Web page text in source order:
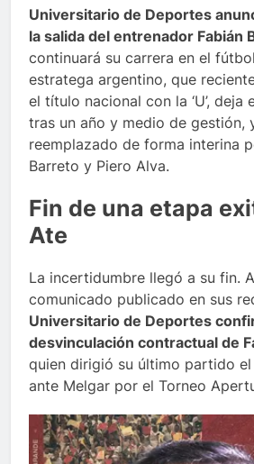
Universitario de Deportes
la salida del entrenador Fabián
continuará su carrera en el
estratega argentino, que
el título nacional con la ‘U’, deja
tras un año y medio de gestión,
reemplazado de forma interina
Barreto y Piero Alva.
Fin de una etapa
Ate
La incertidumbre llegó a su fin.
comunicado publicado en sus
Universitario de Deportes
desvinculación contractual de
quien dirigió su último partido
ante Melgar por el Torneo